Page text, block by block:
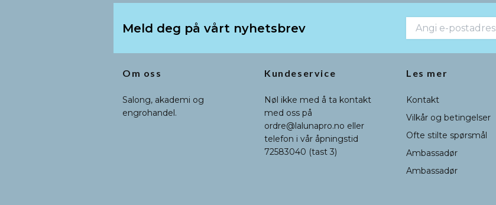
Meld deg på vårt nyhetsbrev
Om oss
Salong, akademi og
engrohandel.
Kundeservice
Nøl ikke med å ta kontakt
med oss på
ordre@lalunapro.no eller
telefon i vår åpningstid
72583040 (tast 3)
Les mer
Kontakt
Vilkår og betingelser
Ofte stilte spørsmål
Ambassadør
Ambassadør